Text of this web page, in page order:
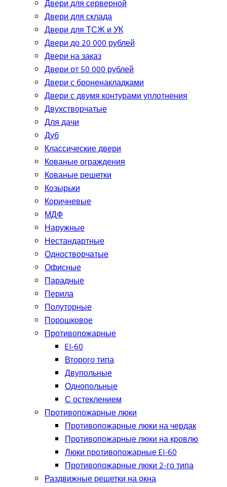
Двери для серверной
Двери для склада
Двери для ТСЖ и УК
Двери до 20 000 рублей
Двери на заказ
Двери от 50 000 рублей
Двери с броненакладками
Двери с двумя контурами уплотнения
Двухстворчатые
Для дачи
Дуб
Классические двери
Кованые ограждения
Кованые решетки
Козырьки
Коричневые
МДФ
Наружные
Нестандартные
Одностворчатые
Офисные
Парадные
Перила
Полуторные
Порошковое
Противопожарные
EI-60
Второго типа
Двупольные
Однопольные
С остеклением
Противопожарные люки
Противопожарные люки на чердак
Противопожарные люки на кровлю
Люки противопожарные EI-60
Противопожарные люки 2-го типа
Раздвижные решетки на окна